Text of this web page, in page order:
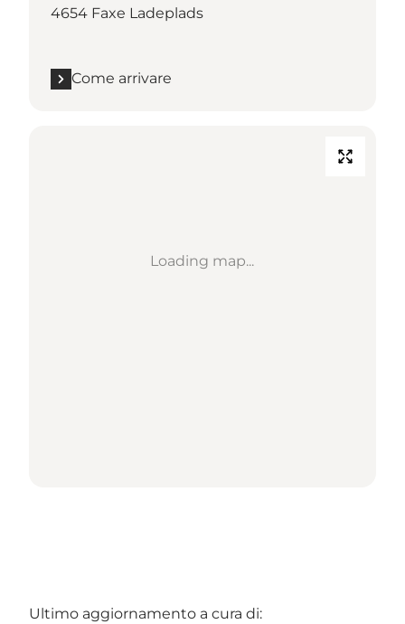
4654 Faxe Ladeplads
Come arrivare
Loading map...
Ultimo aggiornamento a cura di: